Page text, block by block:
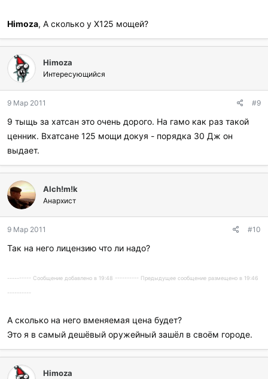
Himoza, А сколько у Х125 мощей?
Himoza
Интересующийся
9 Мар 2011 #9
9 тыщь за хатсан это очень дорого. На гамо как раз такой
ценник. Вхатсане 125 мощи докуя - порядка 30 Дж он
выдает.
Alch!m!k
Анархист
9 Мар 2011 #10
Так на него лицензию что ли надо?
---------- Сообщение добавлено в 19:48 ---------- Предыдущее сообщение размещено в 19:46
----------
А сколько на него вменяемая цена будет?
Это я в самый дешёвый оружейный зашёл в своём городе.
Himoza